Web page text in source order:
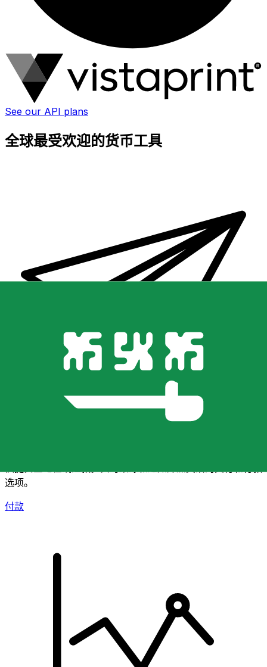
See our API plans
全球最受欢迎的货币工具
选项。
付款